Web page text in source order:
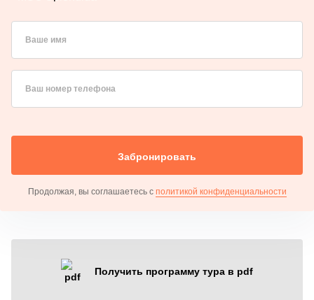
Ваше имя
Ваш номер телефона
Забронировать
Продолжая, вы соглашаетесь с политикой конфиденциальности
Получить программу тура в pdf